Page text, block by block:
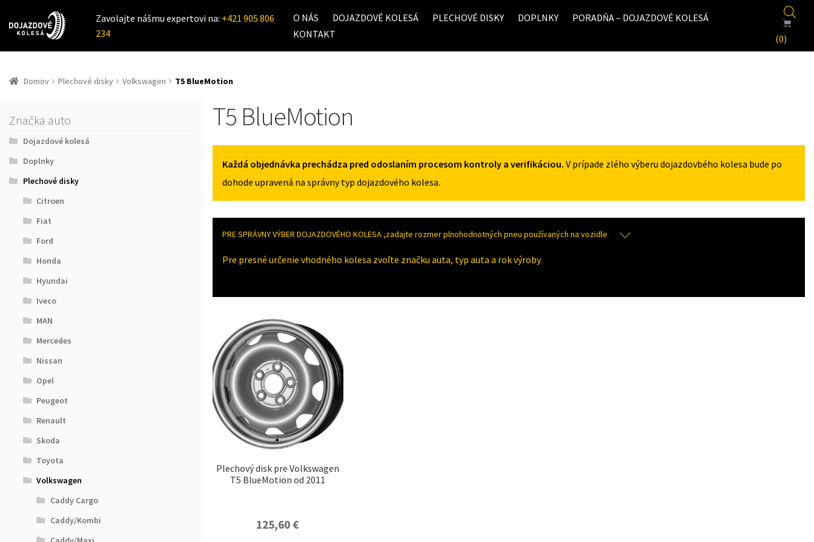
Zavolajte nášmu expertovi na: +421 905 806
234
O NÁS DOJAZDOVÉ KOLESÁ PLECHOVÉ DISKY DOPLNKY
PORADŇA – DOJAZDOVÉ KOLESÁ
KONTAKT
(0)
Domov Plechové disky Volkswagen T5 BlueMotion
Značka auto
Dojazdové kolesá
Doplnky
Plechové disky
Citroen
Fiat
Ford
Honda
Hyundai
Iveco
MAN
Mercedes
Nissan
Opel
Peugeot
Renault
Skoda
Toyota
Volkswagen
Caddy Cargo
Caddy/Kombi
T5 BlueMotion
Každá objednávka prechádza pred odoslaním procesom kontroly a verifikáciou. V prípade zlého výberu dojazdovbého kolesa bude po
dohode upravená na správny typ dojazdového kolesa.
PRE SPRÁVNY VÝBER DOJAZDOVÉHO KOLESA ,zadajte rozmer plnohodnotných pneu používaných na vozidle
Pre presné určenie vhodného kolesa zvoľte značku auta, typ auta a rok výroby.
Plechový disk pre Volkswagen
T5 BlueMotion od 2011
125,60 €